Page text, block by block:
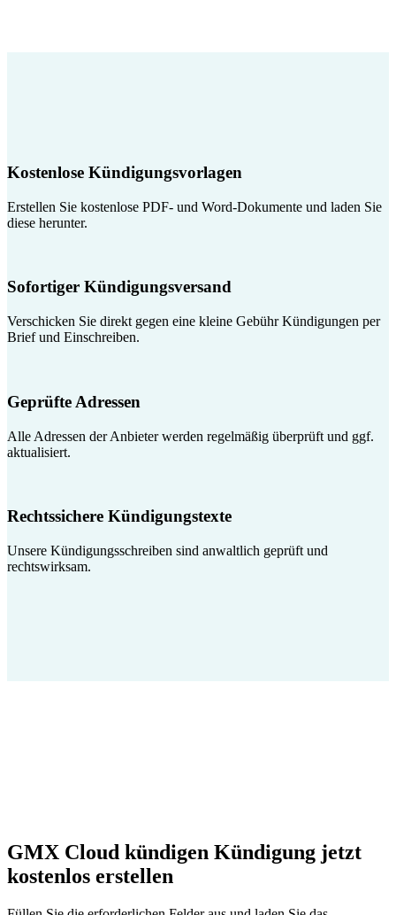
Kostenlose Kündigungsvorlagen
Erstellen Sie kostenlose PDF- und Word-Dokumente und laden Sie
diese herunter.
Sofortiger Kündigungsversand
Verschicken Sie direkt gegen eine kleine Gebühr Kündigungen per
Brief und Einschreiben.
Geprüfte Adressen
Alle Adressen der Anbieter werden regelmäßig überprüft und ggf.
aktualisiert.
Rechtssichere Kündigungstexte
Unsere Kündigungsschreiben sind anwaltlich geprüft und
rechtswirksam.
GMX Cloud kündigen Kündigung jetzt
kostenlos erstellen